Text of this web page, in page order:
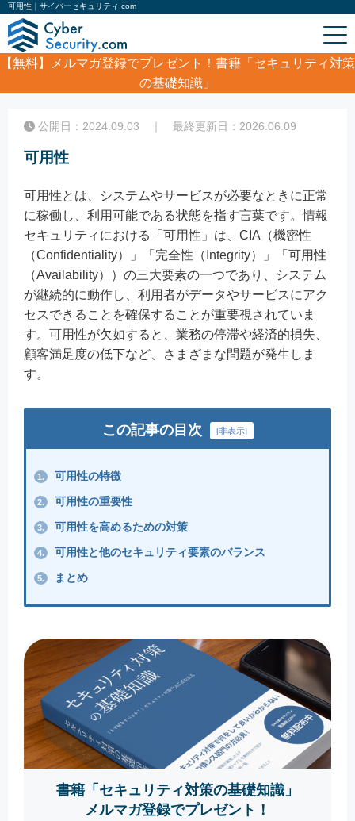
可用性｜サイバーセキュリティ.com
【無料】
メルマガ登録でプレゼント！書籍「セキュリティ対策
の基礎知識」
可用性
公開日：2024.09.03 ｜ 最終更新日：2026.06.09
可用性
可用性とは、システムやサービスが必要なときに正常
に稼働し、利用可能である状態を指す言葉です。情報
セキュリティにおける「可用性」は、CIA（機密性
（Confidentiality）」「完全性（Integrity）」「可用性
（Availability））の三大要素の一つであり、システム
が継続的に動作し、利用者がデータやサービスにアク
セスできることを確保することが重要視されていま
す。可用性が欠如すると、業務の停滞や経済的損失、
顧客満足度の低下など、さまざまな問題が発生しま
す。
この記事の目次 [非表示]
1. 可用性の特徴
2. 可用性の重要性
3. 可用性を高めるための対策
4. 可用性と他のセキュリティ要素のバランス
5. まとめ
書籍「セキュリティ対策の基礎知識」
メルマガ登録でプレゼント！